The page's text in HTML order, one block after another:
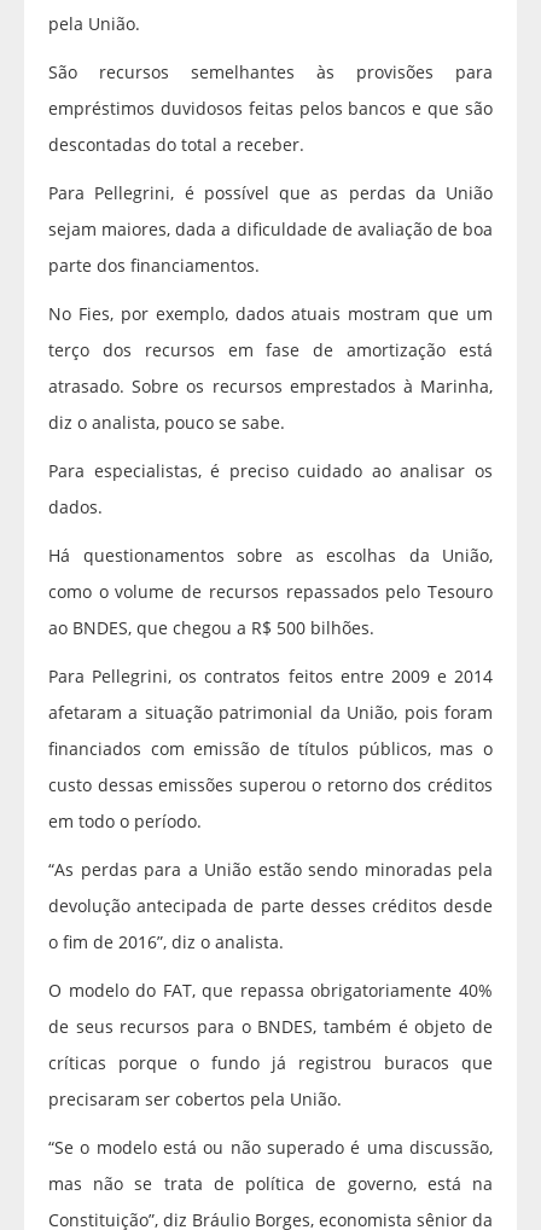
pela União.
São recursos semelhantes às provisões para
empréstimos duvidosos feitas pelos bancos e que são
descontadas do total a receber.
Para Pellegrini, é possível que as perdas da União
sejam maiores, dada a dificuldade de avaliação de boa
parte dos financiamentos.
No Fies, por exemplo, dados atuais mostram que um
terço dos recursos em fase de amortização está
atrasado. Sobre os recursos emprestados à Marinha,
diz o analista, pouco se sabe.
Para especialistas, é preciso cuidado ao analisar os
dados.
Há questionamentos sobre as escolhas da União,
como o volume de recursos repassados pelo Tesouro
ao BNDES, que chegou a R$ 500 bilhões.
Para Pellegrini, os contratos feitos entre 2009 e 2014
afetaram a situação patrimonial da União, pois foram
financiados com emissão de títulos públicos, mas o
custo dessas emissões superou o retorno dos créditos
em todo o período.
“As perdas para a União estão sendo minoradas pela
devolução antecipada de parte desses créditos desde
o fim de 2016”, diz o analista.
O modelo do FAT, que repassa obrigatoriamente 40%
de seus recursos para o BNDES, também é objeto de
críticas porque o fundo já registrou buracos que
precisaram ser cobertos pela União.
“Se o modelo está ou não superado é uma discussão,
mas não se trata de política de governo, está na
Constituição”, diz Bráulio Borges, economista sênior da